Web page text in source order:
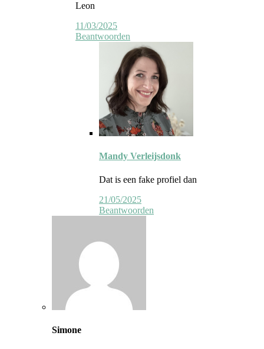
Leon
11/03/2025
Beantwoorden
door
Mandy Verleijsdonk
Dat is een fake profiel dan
21/05/2025
Beantwoorden
Simone